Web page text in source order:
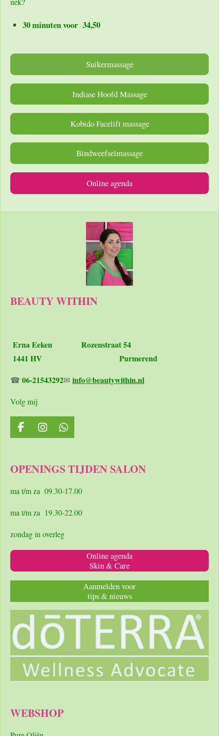
30 minuten voor 34,50
Suikermassage
Indiase Hoofd Massage
Kobido Facelift massage
Bindweefselmassage
Online agenda
BEAUTY WITHIN
Erna Eeken Rozenstraat 54
1441 HV Purmerend
☎ 06-21543292✉ info@beautywithin.nl
Volg mij
F
a
b
o
I
n
a
r
m
W
h
s
p
OPENINGS TIJDEN SALON
ma t/m za 09.30-17.00
ma t/m za 19.30-22.00
zondag in overleg
Online agenda
Skin & Care
Aanmelden voor
tips & nieuws
WEBSHOP